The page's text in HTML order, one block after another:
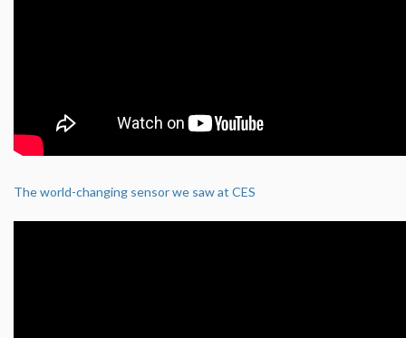
The world-changing sensor we saw at CES